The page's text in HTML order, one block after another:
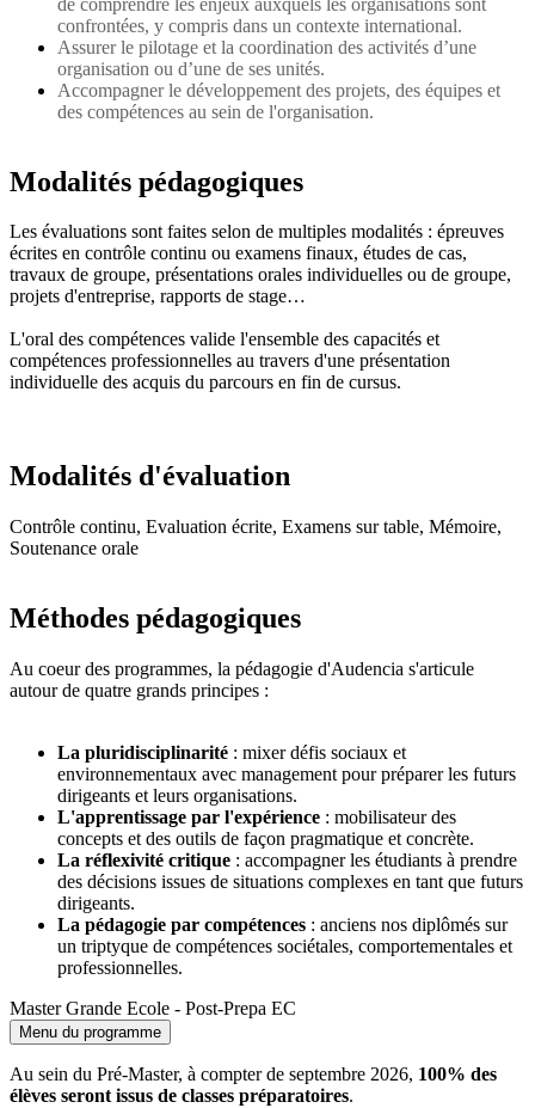
confrontées, y compris dans un contexte international.
Assurer le pilotage et la coordination des activités d’une
organisation ou d’une de ses unités.
Accompagner le développement des projets, des équipes et
des compétences au sein de l'organisation.
Modalités pédagogiques
Les évaluations sont faites selon de multiples modalités : épreuves
écrites en contrôle continu ou examens finaux, études de cas,
travaux de groupe, présentations orales individuelles ou de groupe,
projets d'entreprise, rapports de stage…
L'oral des compétences valide l'ensemble des capacités et
compétences professionnelles au travers d'une présentation
individuelle des acquis du parcours en fin de cursus.
Modalités d'évaluation
Contrôle continu, Evaluation écrite, Examens sur table, Mémoire,
Soutenance orale
Méthodes pédagogiques
Au coeur des programmes, la pédagogie d'Audencia s'articule
autour de quatre grands principes :
La pluridisciplinarité : mixer défis sociaux et
environnementaux avec management pour préparer les futurs
dirigeants et leurs organisations.
L'apprentissage par l'expérience : mobilisateur des
concepts et des outils de façon pragmatique et concrète.
La réflexivité critique : accompagner les étudiants à prendre
des décisions issues de situations complexes en tant que futurs
dirigeants.
La pédagogie par compétences : anciens nos diplômés sur
un triptyque de compétences sociétales, comportementales et
professionnelles.
Master Grande Ecole - Post-Prepa EC
Menu du programme
Au sein du Pré-Master, à compter de septembre 2026, 100% des
élèves seront issus de classes préparatoires.